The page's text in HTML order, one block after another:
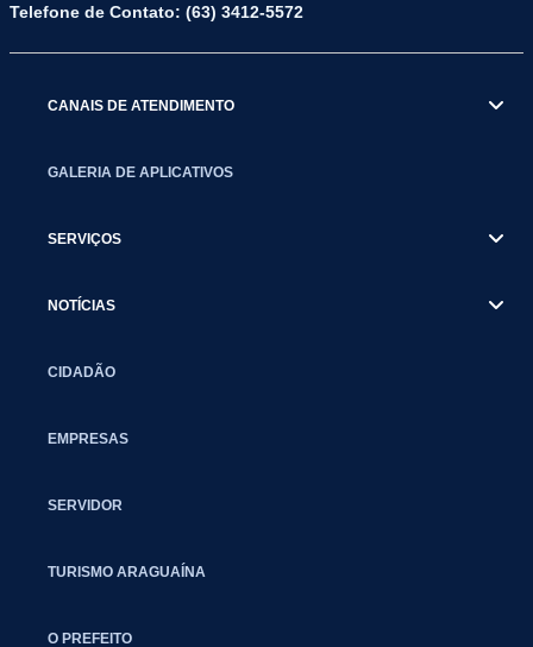
Telefone de Contato: (63) 3412-5572
CANAIS DE ATENDIMENTO
GALERIA DE APLICATIVOS
SERVIÇOS
NOTÍCIAS
CIDADÃO
EMPRESAS
SERVIDOR
TURISMO ARAGUAÍNA
O PREFEITO